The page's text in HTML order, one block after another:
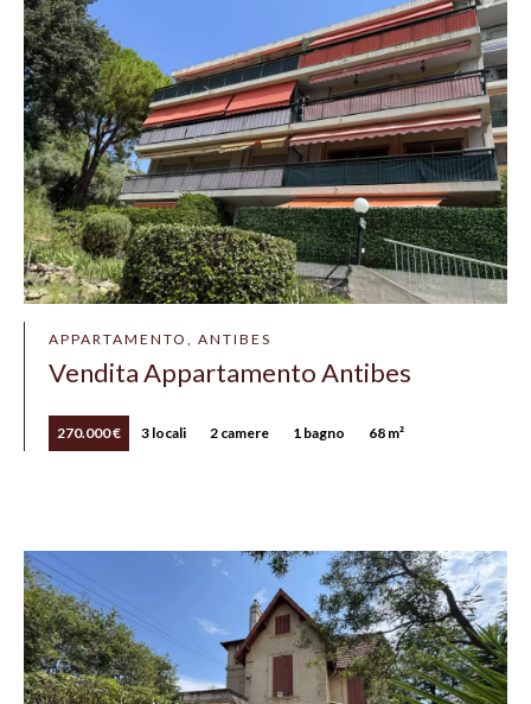
APPARTAMENTO, ANTIBES
Vendita Appartamento Antibes
270.000 € 3 locali 2 camere 1 bagno 68 m²